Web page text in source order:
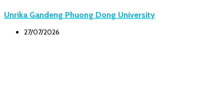
Unrika Gandeng Phuong Dong University
27/07/2026